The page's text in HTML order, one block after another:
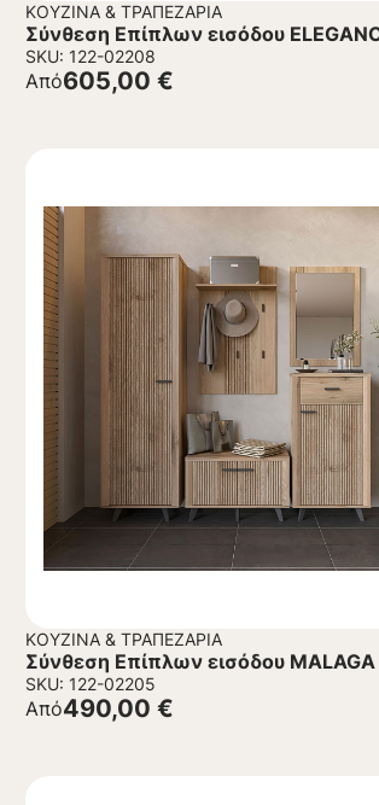
ΚΟΥΖΊΝΑ & ΤΡΑΠΕΖΑΡΊΑ
Σύνθεση Επίπλων εισόδου
SKU: 122-02208
605,00 €
Από
ΚΟΥΖΊΝΑ & ΤΡΑΠΕΖΑΡΊΑ
Σύνθεση Επίπλων εισόδου MALAGA
SKU: 122-02205
490,00 €
Από